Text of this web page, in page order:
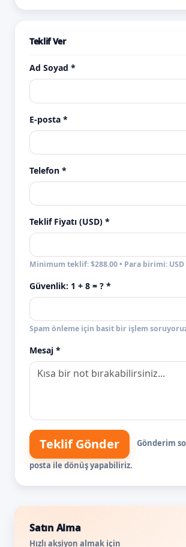
Teklif Ver
Ad Soyad *
E-posta *
Telefon *
Teklif Fiyatı (USD) *
Minimum teklif: $288.00 • Para birimi: USD
Güvenlik: 1 + 8 = ? *
Spam önleme için basit bir işlem
Mesaj *
Teklif Gönder Gönderim
posta ile dönüş yapabiliriz.
Satın Alma
Hızlı aksiyon almak için